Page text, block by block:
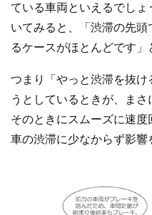
ている車両といえるでし
いてみると、「渋滞の先
るケースがほとんどです」
つまり「やっと渋滞を抜け
うとしているときが、まさ
そのときにスムーズに速
車の渋滞に少なからず影響